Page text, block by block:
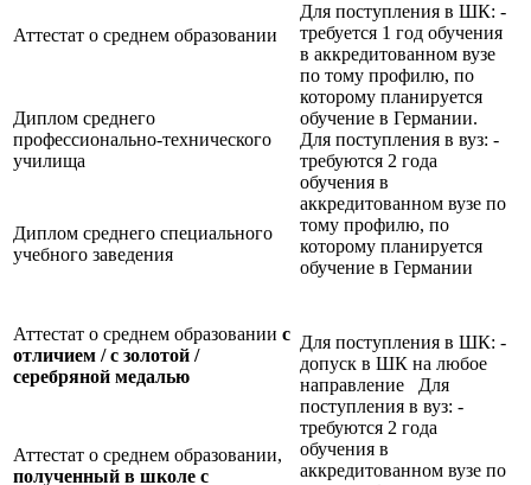
Аттестат о среднем образовании
Для поступления в ШК: -
требуется 1 год обучения
в аккредитованном вузе
по тому профилю, по
которому планируется
обучение в Германии.
Для поступления в вуз: -
требуются 2 года
обучения в
аккредитованном вузе по
тому профилю, по
которому планируется
обучение в Германии
Диплом среднего
профессионально-технического
училища
Диплом среднего специального
учебного заведения
Аттестат о среднем образовании с
отличием / с золотой /
серебряной медалью
Для поступления в ШК: -
допуск в ШК на любое
направление Для
поступления в вуз: -
требуются 2 года
обучения в
аккредитованном вузе по
Аттестат о среднем образовании,
полученный в школе с